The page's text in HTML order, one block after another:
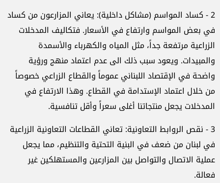
2 - كساد المواسم (مشاكل داخلية): يعاني المزارعون من كساد
في بعض المواسم وارتفاع في الأسعار. فتكاليف المدخلات
الزراعية مرتفعة جداً، مثل المياه والكهرباء والأسمدة
والمبيدات. ويعود سبب ذلك الى عدم اعتماد منهج ورؤية
واضحة في الإقتصاد اللبناني عموماً والقطاع الزراعي خصوصاً
من خلال اعتماد الإستدامة في القطاع. وهذا الارتفاع في
المدخلات يجعل منتجاتنا أغلى سعراً وأقل تنافسية.
3 - نقص الروابط التعاونية: تعاني القطاعات التعاونية الزراعية
في لبنان من ضعف في البنية التحتية والتنظيم، مما يجعل
عملية الاتصال والتواصل بين المزارعين والمستهلكين غير
فعالة.